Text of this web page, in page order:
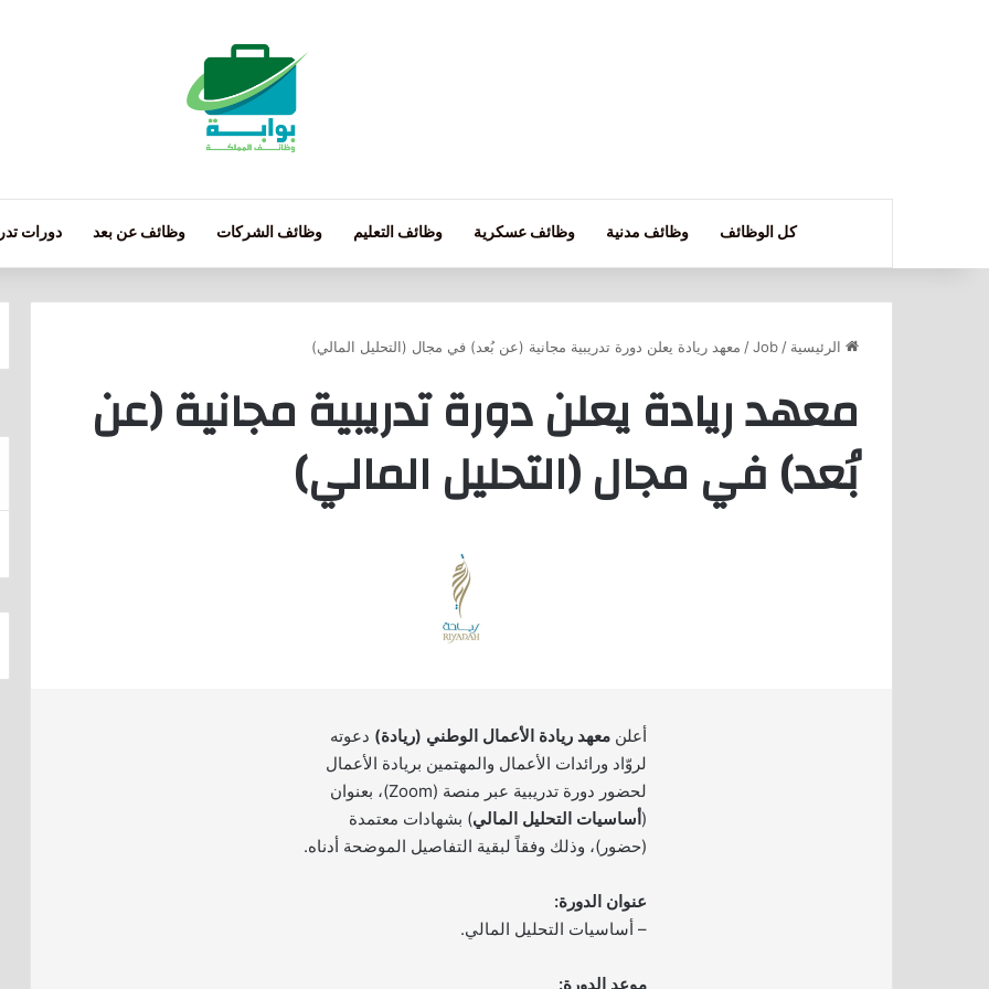
كل الوظائف وظائف مدنية وظائف عسكرية وظائف التعليم وظائف الشركات وظائف عن بعد دورات
الرئيسية /
Job
/ معهد ريادة يعلن دورة تدريبية مجانية (عن بُعد) في مجال (التحليل المالي)
معهد ريادة يعلن دورة تدريبية مجانية (عن
بُعد) في مجال (التحليل المالي)
أعلن معهد ريادة الأعمال الوطني (ريادة) دعوته
لروّاد ورائدات الأعمال والمهتمين بريادة الأعمال
لحضور دورة تدريبية عبر منصة (Zoom)، بعنوان
(أساسيات التحليل المالي) بشهادات معتمدة
(حضور)، وذلك وفقاً لبقية التفاصيل الموضحة أدناه.
عنوان الدورة:
– أساسيات التحليل المالي.
موعد الدورة: